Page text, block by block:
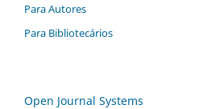
Para Autores
Para Bibliotecários
Open Journal Systems